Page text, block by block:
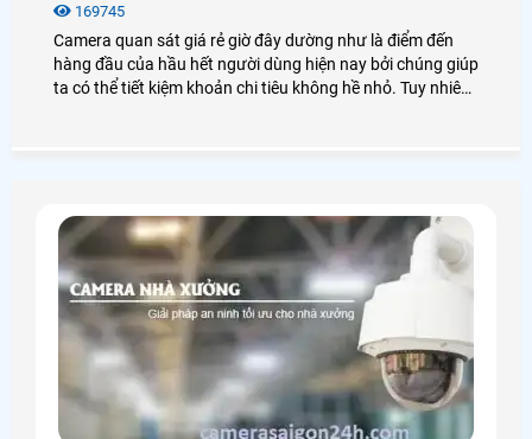
169745
Camera quan sát giá rẻ giờ đây dường như là điểm đến
hàng đầu của hầu hết người dùng hiện nay bởi chúng giúp
ta có thể tiết kiệm khoản chi tiêu không hề nhỏ. Tuy nhiên